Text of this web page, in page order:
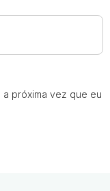
próxima vez que eu